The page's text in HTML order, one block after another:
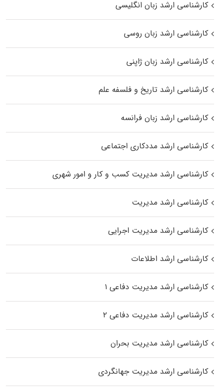
کارشناسی ارشد زبان انگلیسی
کارشناسی ارشد زبان روسی
کارشناسی ارشد زبان ژاپنی
کارشناسی ارشد تاریخ و فلسفه علم
کارشناسی ارشد زبان فرانسه
کارشناسی ارشد مددکاری اجتماعی
کارشناسی ارشد مدیریت کسب و کار و امور شهری
کارشناسی ارشد مدیریت
کارشناسی ارشد مدیریت اجرایی
کارشناسی ارشد اطلاعات
کارشناسی ارشد مدیریت دفاعی ۱
کارشناسی ارشد مدیریت دفاعی ۲
کارشناسی ارشد مدیریت بحران
کارشناسی ارشد مدیریت جهانگردی